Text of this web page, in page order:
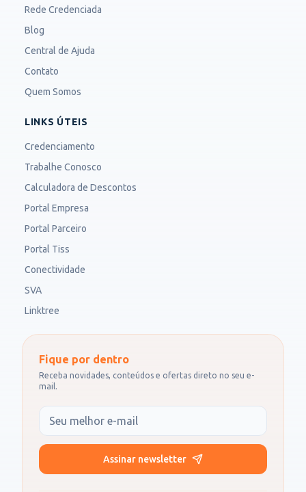
Rede Credenciada
Blog
Central de Ajuda
Contato
Quem Somos
LINKS ÚTEIS
Credenciamento
Trabalhe Conosco
Calculadora de Descontos
Portal Empresa
Portal Parceiro
Portal Tiss
Conectividade
SVA
Linktree
Fique por dentro
Receba novidades, conteúdos e ofertas direto no seu e-
mail.
Seu e-mail
Assinar newsletter